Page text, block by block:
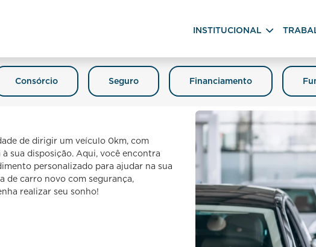
INSTITUCIONAL
Consórcio Seguro Financiamento
de dirigir um veículo 0km, com
sua disposição. Aqui, você encontra
personalizado para ajudar na sua
de carro novo com segurança,
realizar seu sonho!